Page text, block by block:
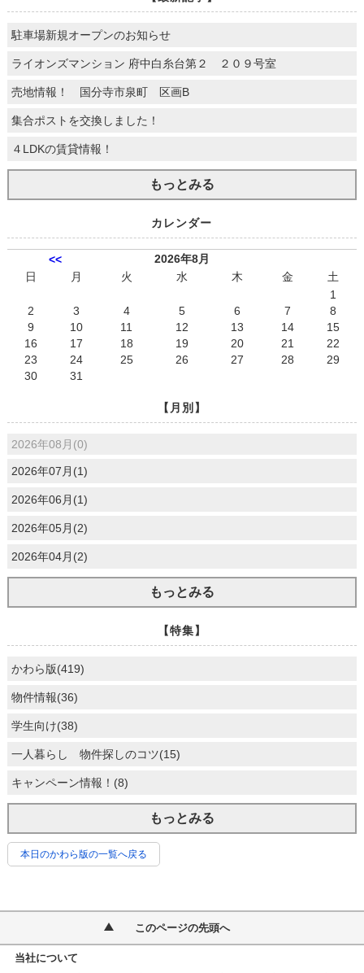
駐車場新規オープンのお知らせ
ライオンズマンション 府中白糸台第２ ２０９号室
売地情報！ 国分寺市泉町 区画B
集合ポストを交換しました！
４LDKの賃貸情報！
もっとみる
カレンダー
<<
2026年8月
日
月 火 水 木 金
土
1
2
3 4 5 6 7
8
9
10 11 12 13 14
15
16
17 18 19 20 21
22
23
24 25 26 27 28
29
30
31
【月別】
2026年08月(0)
2026年07月(1)
2026年06月(1)
2026年05月(2)
2026年04月(2)
もっとみる
【特集】
かわら版(419)
物件情報(36)
学生向け(38)
一人暮らし 物件探しのコツ(15)
キャンペーン情報！(8)
もっとみる
本日のかわら版の一覧へ戻る
このページの先頭へ
当社について